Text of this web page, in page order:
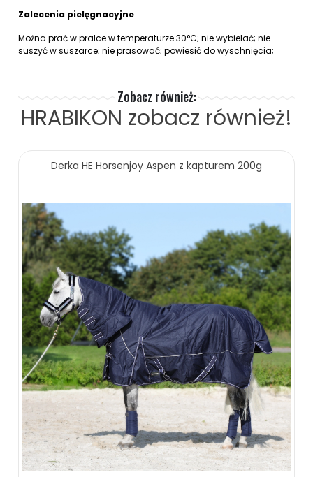
Zalecenia pielęgnacyjne
Można prać w pralce w temperaturze 30°C; nie wybielać; nie
suszyć w suszarce; nie prasować; powiesić do wyschnięcia;
Zobacz również:
HRABIKON zobacz również!
Derka HE Horsenjoy Aspen z kapturem 200g